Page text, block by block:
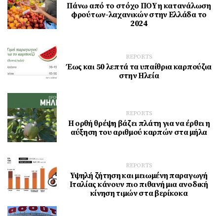
Πάνω από το στόχο ΠΟΥ η κατανάλωση
φρούτων-λαχανικών στην Ελλάδα το
2024
REPORTS
Έως και 50 λεπτά τα υπαίθρια καρπούζια
στην Ηλεία
REPORTS
Η ορθή θρέψη βάζει πλάτη για να έρθει η
αύξηση του αριθμού καρπών στα μήλα
REPORTS
Υψηλή ζήτηση και μειωμένη παραγωγή
Ιταλίας κάνουν πιο πιθανή μια ανοδική
κίνηση τιμών στα βερίκοκα